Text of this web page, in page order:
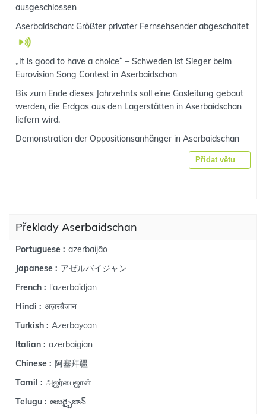
ausgeschlossen
Aserbaidschan: Größter privater Fernsehsender abgeschaltet
„It is good to have a choice“ – Schweden ist Sieger beim
Eurovision Song Contest in Aserbaidschan
Bis zum Ende dieses Jahrzehnts soll eine Gasleitung gebaut
werden, die Erdgas aus den Lagerstätten in Aserbaidschan
liefern wird.
Demonstration der Oppositionsanhänger in Aserbaidschan
Přidat větu
Překlady Aserbaidschan
Portuguese : azerbaijão
Japanese : アゼルバイジャン
French : l'azerbaïdjan
Hindi : अज़रबैजान
Turkish : Azerbaycan
Italian : azerbaigian
Chinese : 阿塞拜疆
Tamil : அஜர்பைஜான்
Telugu : అజర్బైజాన్